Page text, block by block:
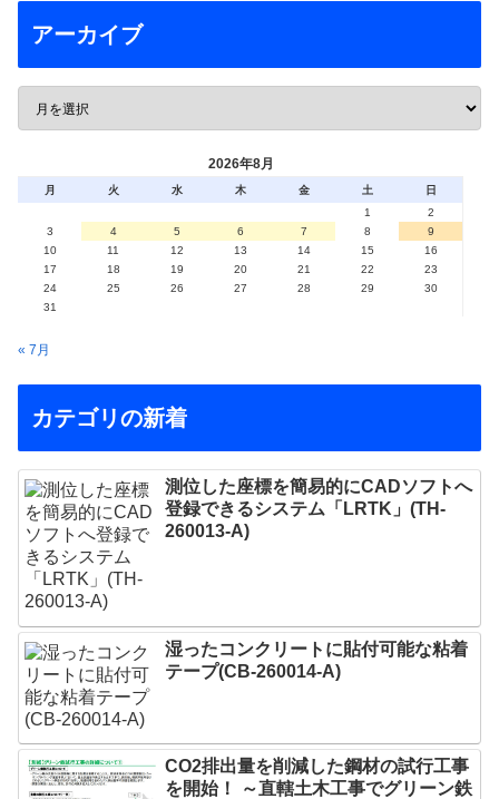
アーカイブ
2026年8月
月 火 水 木 金 土
日
1
2
3
4 5 6 7 8
9
10
11 12 13 14 15
16
17
18 19 20 21 22
23
24
25 26 27 28 29
30
31
« 7月
カテゴリの新着
測位した座標を簡易的にCADソフトへ
登録できるシステム「LRTK」(TH-
260013-A)
湿ったコンクリートに貼付可能な粘着
テープ(CB-260014-A)
CO2排出量を削減した鋼材の試行工事
を開始！ ～直轄土木工事でグリーン鉄